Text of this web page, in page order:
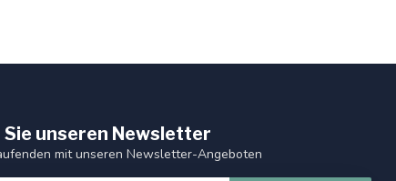
unseren Newsletter
mit unseren Newsletter-Angeboten